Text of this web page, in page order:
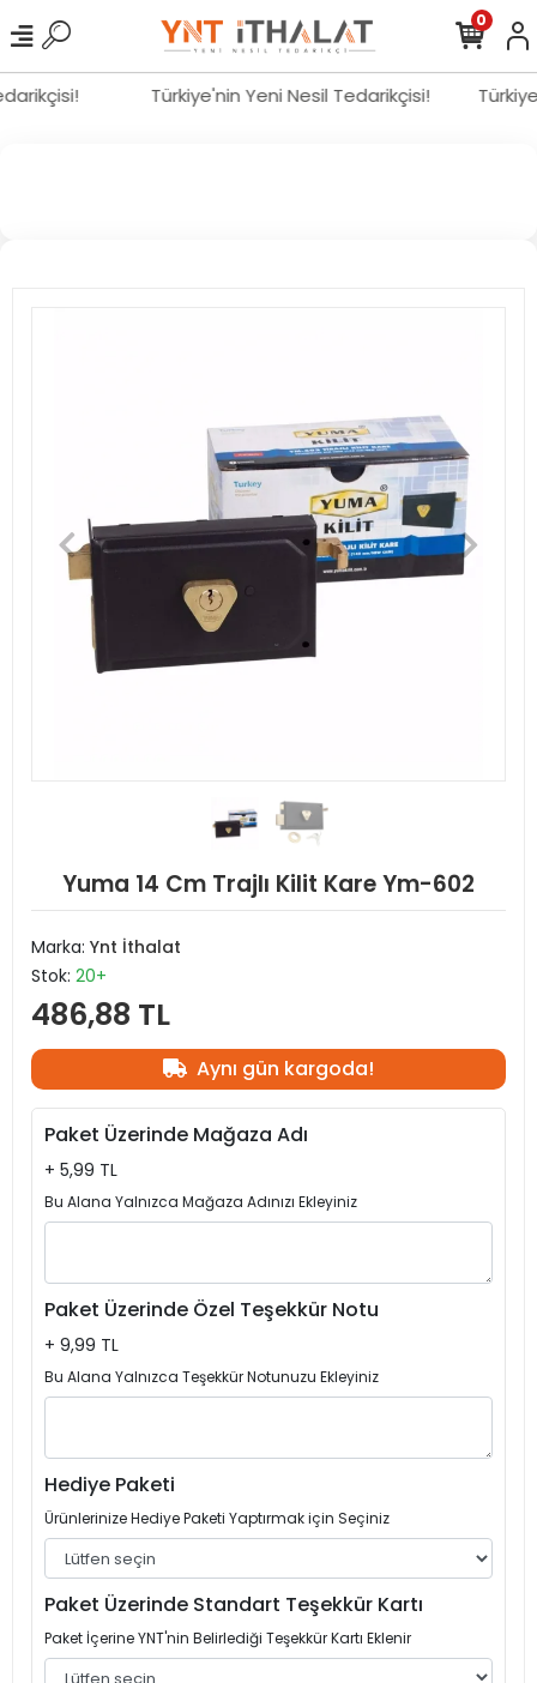
Türkiye'nin Yeni Nesil Tedarikçisi!
0
Yuma 14 Cm Trajlı Kilit Kare Ym-602
Marka: Ynt İthalat
Stok: 20+
486,88 TL
Aynı gün kargoda!
Paket Üzerinde Mağaza Adı
+ 5,99 TL
Bu Alana Yalnızca Mağaza Adınızı Ekleyiniz
Paket Üzerinde Özel Teşekkür Notu
+ 9,99 TL
Bu Alana Yalnızca Teşekkür Notunuzu Ekleyiniz
Hediye Paketi
Ürünlerinize Hediye Paketi Yaptırmak için Seçiniz
Paket Üzerinde Standart Teşekkür Kartı
Paket İçerine YNT'nin Belirlediği Teşekkür Kartı Eklenir